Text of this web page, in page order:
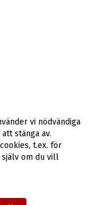
vi nödvändiga
stänga av.
t.ex. för
om du vill